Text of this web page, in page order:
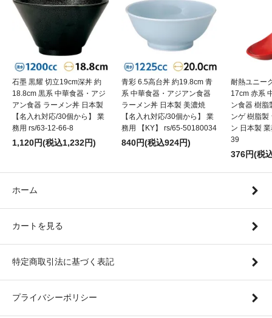
石墨 黒耀 切立19cm深丼 約
18.8cm 黒系 中華食器・アジ
アン食器 ラーメン丼 日本製
【名入れ対応/30個から】 業
務用 rs/63-12-66-8
1,120円(税込1,232円)
青彩 6.5高台丼 約19.8cm 青
系 中華食器・アジアン食器
ラーメン丼 日本製 美濃焼
【名入れ対応/30個から】 業
務用 【KY】 rs/65-50180034
840円(税込924円)
耐熱ユニー
17cm 赤系
ン食器 樹脂
ンゲ 樹脂製
ン 日本製
39
376円(税
ホーム
カートを見る
特定商取引法に基づく表記
プライバシーポリシー